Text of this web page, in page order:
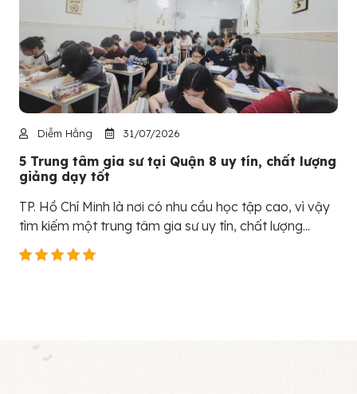
Diễm Hằng 31/07/2026
5 Trung tâm gia sư tại Quận 8 uy tín, chất lượng
giảng dạy tốt
TP. Hồ Chí Minh là nơi có nhu cầu học tập cao, vì vậy
tìm kiếm một trung tâm gia sư uy tín, chất lượng...